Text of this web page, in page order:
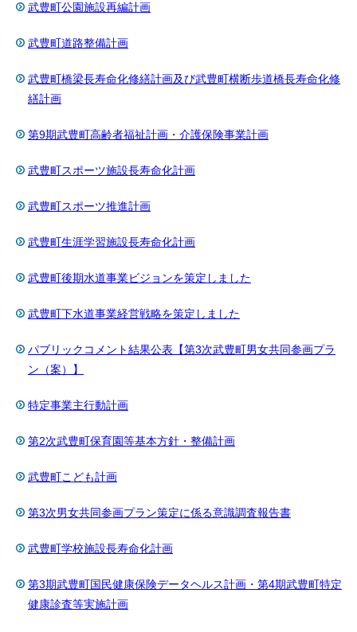
武豊町公園施設再編計画
武豊町道路整備計画
武豊町橋梁長寿命化修繕計画及び武豊町横断歩道橋長寿命化修
繕計画
第9期武豊町高齢者福祉計画・介護保険事業計画
武豊町スポーツ施設長寿命化計画
武豊町スポーツ推進計画
武豊町生涯学習施設長寿命化計画
武豊町後期水道事業ビジョンを策定しました
武豊町下水道事業経営戦略を策定しました
パブリックコメント結果公表【第3次武豊町男女共同参画プラ
ン（案）】
特定事業主行動計画
第2次武豊町保育園等基本方針・整備計画
武豊町こども計画
第3次男女共同参画プラン策定に係る意識調査報告書
武豊町学校施設長寿命化計画
第3期武豊町国民健康保険データヘルス計画・第4期武豊町特定
健康診査等実施計画